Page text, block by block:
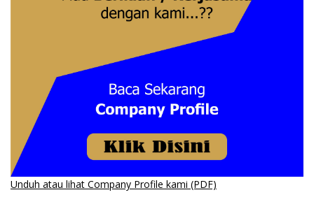
Unduh atau lihat Company Profile kami (PDF)